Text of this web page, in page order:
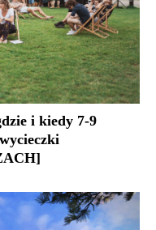
i kiedy 7-9